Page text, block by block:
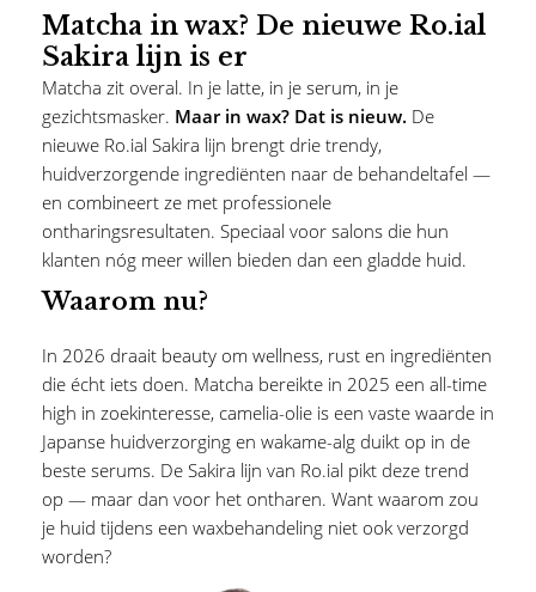
Matcha in wax? De nieuwe Ro.ial
Sakira lijn is er
Matcha zit overal. In je latte, in je serum, in je
gezichtsmasker. Maar in wax? Dat is nieuw. De
nieuwe Ro.ial Sakira lijn brengt drie trendy,
huidverzorgende ingrediënten naar de behandeltafel —
en combineert ze met professionele
ontharingsresultaten. Speciaal voor salons die hun
klanten nóg meer willen bieden dan een gladde huid.
Waarom nu?
In 2026 draait beauty om wellness, rust en ingrediënten
die écht iets doen. Matcha bereikte in 2025 een all-time
high in zoekinteresse, camelia-olie is een vaste waarde in
Japanse huidverzorging en wakame-alg duikt op in de
beste serums. De Sakira lijn van Ro.ial pikt deze trend
op — maar dan voor het ontharen. Want waarom zou
je huid tijdens een waxbehandeling niet ook verzorgd
worden?